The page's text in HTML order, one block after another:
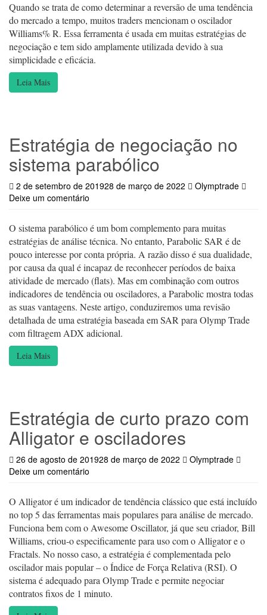
Quando se trata de como determinar a reversão de uma tendência
do mercado a tempo, muitos traders mencionam o oscilador
Williams% R. Essa ferramenta é usada em muitas estratégias de
negociação e tem sido amplamente utilizada devido à sua
simplicidade e eficácia.
Leia Mais
Estratégia de negociação no
sistema parabólico
2 de setembro de 201928 de março de 2022
Olymptrade
Deixe um comentário
O sistema parabólico é um bom complemento para muitas
estratégias de análise técnica. No entanto, Parabolic SAR é de
pouco interesse por conta própria. A razão disso é sua dualidade,
por causa da qual é incapaz de reconhecer períodos de baixa
atividade de mercado (flats). Mas em combinação com outros
indicadores de tendência ou osciladores, a Parabolic mostra todas
as suas vantagens. Neste artigo, conduziremos uma revisão
detalhada de uma estratégia baseada em SAR para Olymp Trade
com filtragem ADX adicional.
Leia Mais
Estratégia de curto prazo com
Alligator e osciladores
26 de agosto de 201928 de março de 2022
Olymptrade
Deixe um comentário
O Alligator é um indicador de tendência clássico que está incluído
no top 5 das ferramentas mais populares para análise de mercado.
Funciona bem com o Awesome Oscillator, já que seu criador, Bill
Williams, criou-o especificamente para uso com o Alligator e o
Fractals. No nosso caso, a estratégia é complementada pelo
oscilador mais popular – o Índice de Força Relativa (RSI). O
sistema é adequado para Olymp Trade e permite negociar
contratos fixos de 1 minuto.